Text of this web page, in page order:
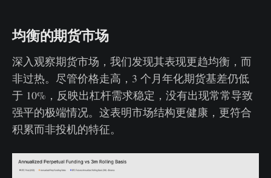
均衡的期货市场
深入观察期货市场，我们发现其表现更趋均衡，而
非过热。尽管价格走高，3 个月年化期货基差仍低
于 10%，反映出杠杆需求稳定，没有出现常常导致
强平的极端情况。这表明市场结构更健康，更符合
积累而非投机的特征。